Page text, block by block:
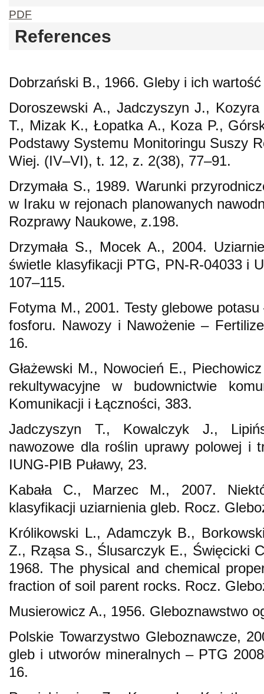
PDF
References
Dobrzański B., 1966. Gleby i ich
Doroszewski A., Jadczyszyn J.,
T., Mizak K., Łopatka A., Koza P.,
Podstawy Systemu Monitoringu Suszy
Wiej. (IV–VI), t. 12, z. 2(38), 77–91.
Drzymała S., 1989. Warunki
w Iraku w rejonach planowanych
Rozprawy Naukowe, z.198.
Drzymała S., Mocek A., 2004.
świetle klasyfikacji PTG, PN-R-04033 i
107–115.
Fotyma M., 2001. Testy glebowe potasu
fosforu. Nawozy i Nawożenie –
16.
Głażewski M., Nowocień E.,
rekultywacyjne w budownictwie
Komunikacji i Łączności, 383.
Jadczyszyn T., Kowalczyk J.,
nawozowe dla roślin uprawy polowej i
IUNG-PIB Puławy, 23.
Kabała C., Marzec M., 2007.
klasyfikacji uziarnienia gleb. Rocz.
Królikowski L., Adamczyk B.,
Z., Rząsa S., Ślusarczyk E., Święcicki
1968. The physical and chemical
fraction of soil parent rocks. Rocz.
Musierowicz A., 1956. Gleboznawstwo
Polskie Towarzystwo Gleboznawcze,
gleb i utworów mineralnych – PTG
16.